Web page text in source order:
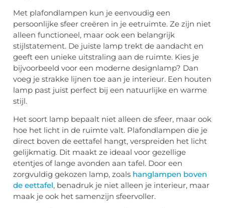
Met plafondlampen kun je eenvoudig een
persoonlijke sfeer creëren in je eetruimte. Ze zijn niet
alleen functioneel, maar ook een belangrijk
stijlstatement. De juiste lamp trekt de aandacht en
geeft een unieke uitstraling aan de ruimte. Kies je
bijvoorbeeld voor een moderne designlamp? Dan
voeg je strakke lijnen toe aan je interieur. Een houten
lamp past juist perfect bij een natuurlijke en warme
stijl.
Het soort lamp bepaalt niet alleen de sfeer, maar ook
hoe het licht in de ruimte valt. Plafondlampen die je
direct boven de eettafel hangt, verspreiden het licht
gelijkmatig. Dit maakt ze ideaal voor gezellige
etentjes of lange avonden aan tafel. Door een
zorgvuldig gekozen lamp, zoals hanglampen boven
de eettafel, benadruk je niet alleen je interieur, maar
maak je ook het samenzijn sfeervoller.